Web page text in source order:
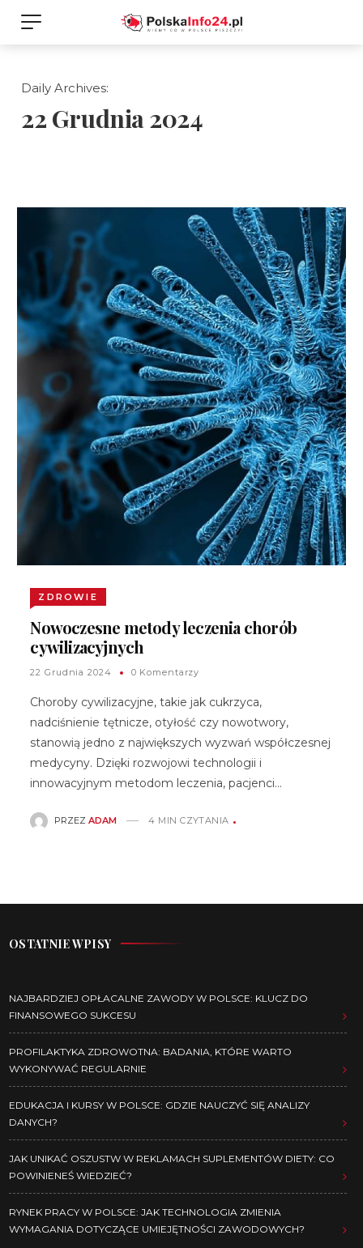
Daily Archives:
22 Grudnia 2024
ZDROWIE
Nowoczesne metody leczenia chorób
cywilizacyjnych
22 Grudnia 2024 0 Komentarzy
Choroby cywilizacyjne, takie jak cukrzyca,
nadciśnienie tętnicze, otyłość czy nowotwory,
stanowią jedno z największych wyzwań współczesnej
medycyny. Dzięki rozwojowi technologii i
innowacyjnym metodom leczenia, pacjenci…
PRZEZADAM 4 MIN CZYTANIA
OSTATNIE WPISY
NAJBARDZIEJ OPŁACALNE ZAWODY W POLSCE: KLUCZ DO
FINANSOWEGO SUKCESU
PROFILAKTYKA ZDROWOTNA: BADANIA, KTÓRE WARTO
WYKONYWAĆ REGULARNIE
EDUKACJA I KURSY W POLSCE: GDZIE NAUCZYĆ SIĘ ANALIZY
DANYCH?
JAK UNIKAĆ OSZUSTW W REKLAMACH SUPLEMENTÓW DIETY: CO
POWINIENEŚ WIEDZIEĆ?
RYNEK PRACY W POLSCE: JAK TECHNOLOGIA ZMIENIA
WYMAGANIA DOTYCZĄCE UMIEJĘTNOŚCI ZAWODOWYCH?